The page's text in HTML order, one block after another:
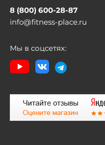
8 (800) 600-28-87
info@fitness-place.ru
Мы в соцсетях: